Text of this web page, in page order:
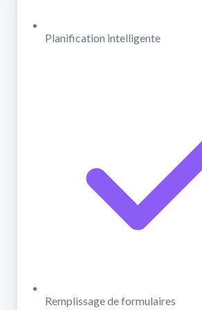
Planification intelligente
Remplissage de formulaires